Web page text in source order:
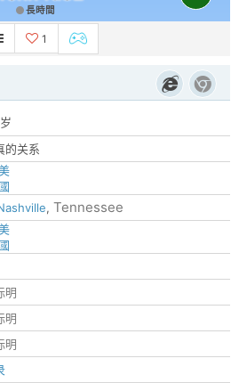
長時間
1
的关系
國
, Tennessee
國
明
明
明